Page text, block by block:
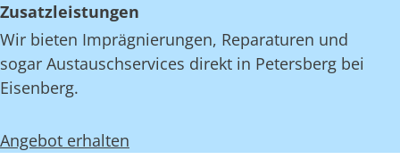
Zusatzleistungen
Wir bieten Imprägnierungen, Reparaturen und
sogar Austauschservices direkt in Petersberg bei
Eisenberg.
Angebot erhalten